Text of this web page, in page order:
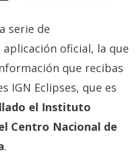
serie de
oficial, la que
que recibas
IGN Eclipses, que es
el Instituto
Centro Nacional de
.